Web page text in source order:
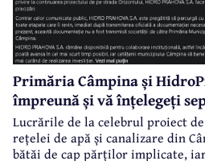
Primăria Câmpina și
împreună și vă înțelegeți
Lucrările de la celebrul proiect
rețelei de apă și canalizare din
bătăi de cap părților implicate,